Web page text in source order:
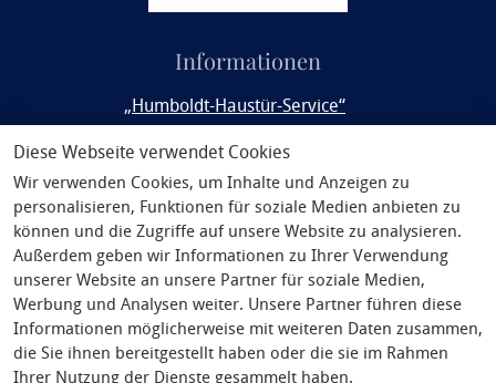
Diese Webseite verwendet Cookies
Wir verwenden Cookies, um Inhalte und Anzeigen zu
personalisieren, Funktionen für soziale Medien anbieten zu
können und die Zugriffe auf unsere Website zu analysieren.
Außerdem geben wir Informationen zu Ihrer Verwendung
unserer Website an unsere Partner für soziale Medien,
Werbung und Analysen weiter. Unsere Partner führen diese
Informationen möglicherweise mit weiteren Daten zusammen,
die Sie ihnen bereitgestellt haben oder die sie im Rahmen
Ihrer Nutzung der Dienste gesammelt haben.
Informationen
„Humboldt-Haustür-Service“
Rail&Fly
Service
Philosophie
Unsere Partner
AGB
Pauschalreiserecht